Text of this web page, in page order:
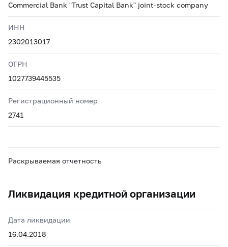
Commercial Bank "Trust Capital Bank" joint-stock company
ИНН
2302013017
ОГРН
1027739445535
Регистрационный номер
2741
Раскрываемая отчетность
Ликвидация кредитной организации
Дата ликвидации
16.04.2018